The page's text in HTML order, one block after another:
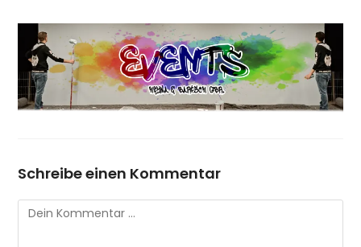
Schreibe einen Kommentar
Kommentar